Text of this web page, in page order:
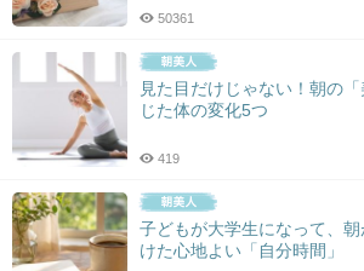
50361
見た目だけじゃない！朝の
じた体の変化5つ
419
子どもが大学生になって、
けた心地よい「自分時間」